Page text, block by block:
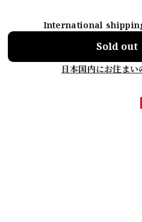
International
Sold out
日本国内にお住まい